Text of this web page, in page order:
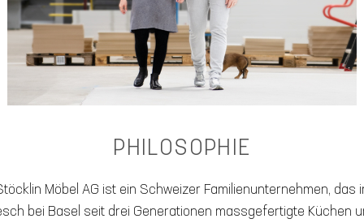
PHILOSOPHIE
Möbel AG ist ein Schweizer Familienunternehmen, das
bei Basel seit drei Generationen massgefertigte Küchen